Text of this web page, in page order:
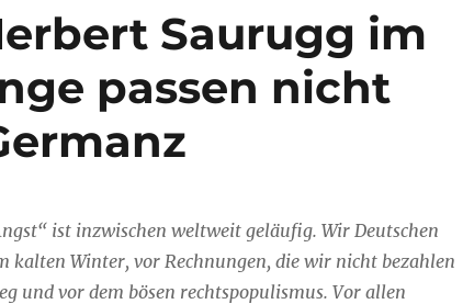
Saurugg im
passen nicht
ist inzwischen weltweit geläufig. Wir Deutschen
kalten Winter, vor Rechnungen, die wir nicht bezahlen
und vor dem bösen rechtspopulismus. Vor allen